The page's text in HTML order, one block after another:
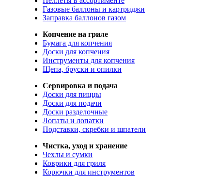
Газовые баллоны и картриджи
Заправка баллонов газом
Копчение на гриле
Бумага для копчения
Доски для копчения
Инструменты для копчения
Щепа, бруски и опилки
Сервировка и подача
Доски для пиццы
Доски для подачи
Доски разделочные
Лопаты и лопатки
Подставки, скребки и шпатели
Чистка, уход и хранение
Чехлы и сумки
Коврики для гриля
Корючки для инструментов